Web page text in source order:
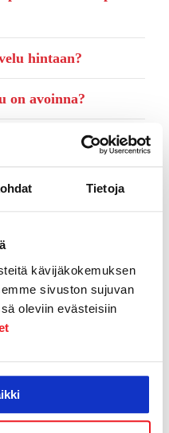
Tietoja
kävijäkokemuksen
sivuston sujuvan
oleviin evästeisiin
hintaan?
on avoinna?
sähköpostiini
kerralla?